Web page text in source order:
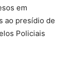
em
ao presídio de
Policiais